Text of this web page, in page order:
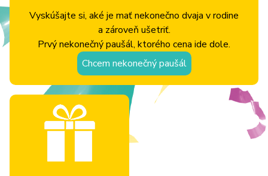
Vyskúšajte si, aké je mať nekonečno dvaja v rodine
a zároveň ušetriť.
Prvý nekonečný paušál, ktorého cena ide dole.
Chcem nekonečný paušál